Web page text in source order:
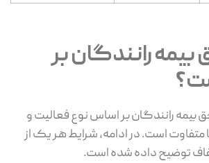
رانندگان بر
رانندگان بر اساس نوع فعالیت و
است. در ادامه، شرایط هر یک از
توضیح داده شده است.